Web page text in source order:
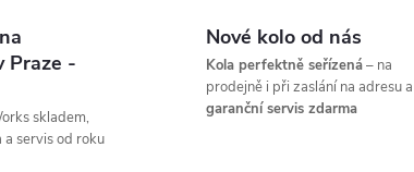
Praze -
skladem,
a servis od roku
Nové kolo od nás
Kola perfektně seřízená– na
prodejně i při zaslání na adresu a
garanční servis zdarma